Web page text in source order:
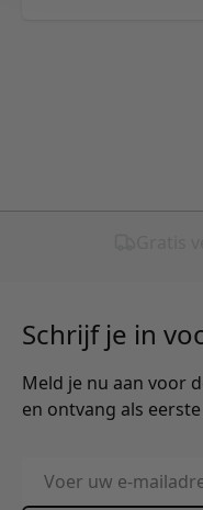
Schrijf je in
Meld je nu aan voor
en ontvang als
E-mailadres